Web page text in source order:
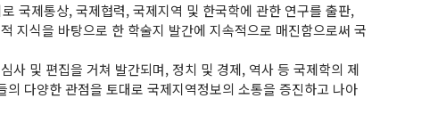
국제통상, 국제협력, 국제지역 및 한국학에 관한 연구를 출판,
지식을 바탕으로 한 학술지 발간에 지속적으로 매진함으로써 국
및 편집을 거쳐 발간되며, 정치 및 경제, 역사 등 국제학의 제
다양한 관점을 토대로 국제지역정보의 소통을 증진하고 나아